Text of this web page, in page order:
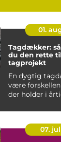
01.
Tagdækker:
du den rette
tagprojekt
En dygtig
være
der holder i
07. jul